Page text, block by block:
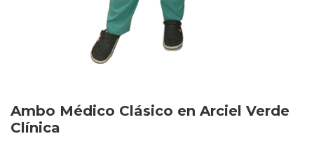
Ambo Médico Clásico en Arciel Verde
Clínica